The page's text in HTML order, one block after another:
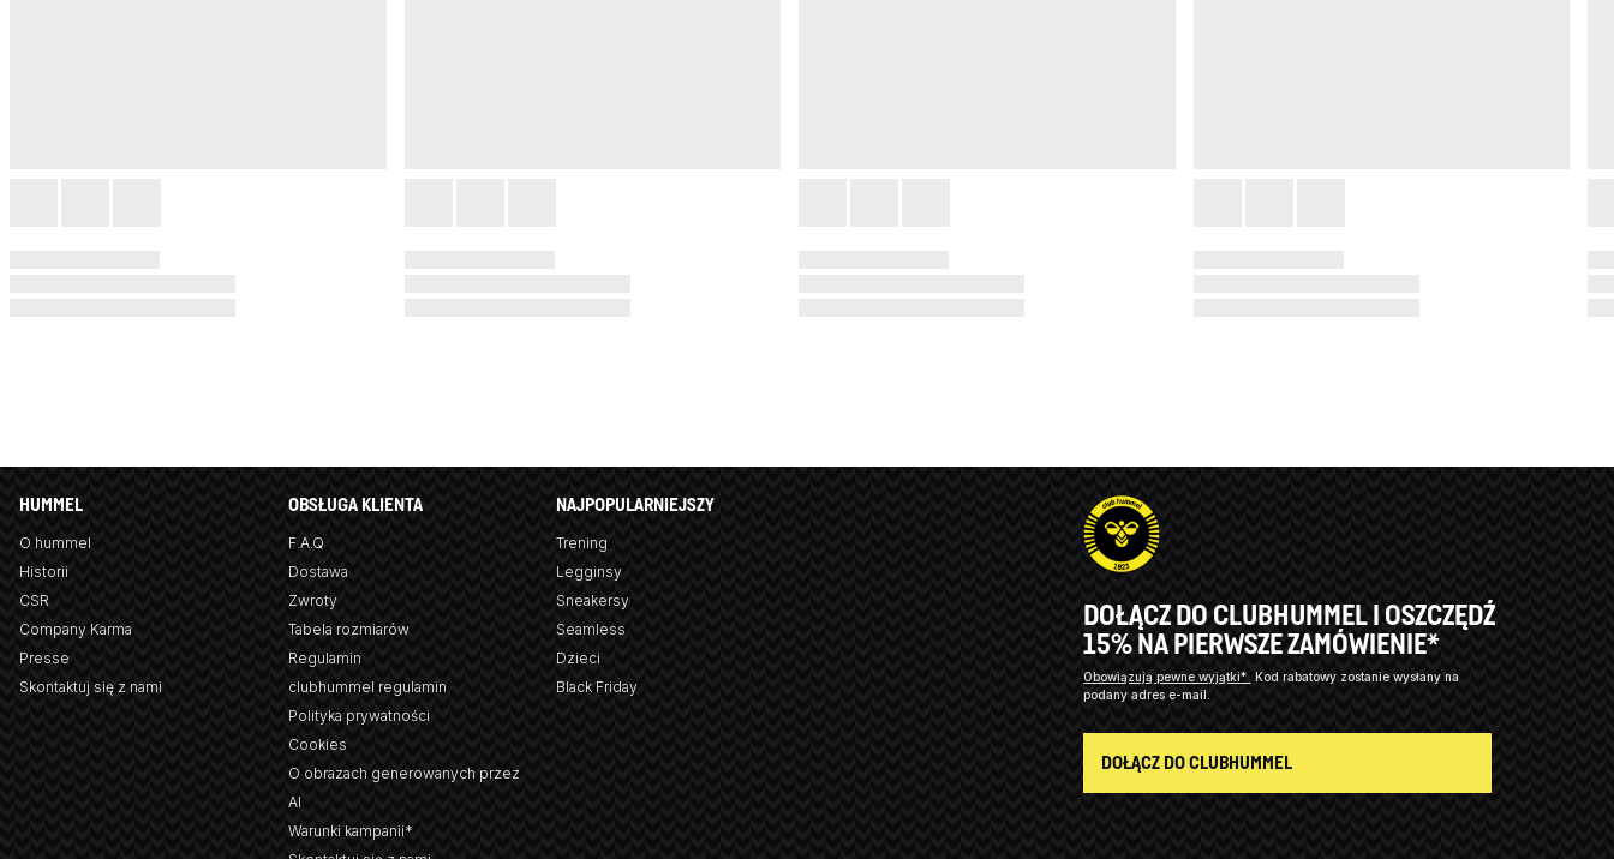
HUMMEL
O hummel
Historii
CSR
Company Karma
Presse
Skontaktuj się z nami
OBSŁUGA KLIENTA
F.A.Q
Dostawa
Zwroty
Tabela rozmiarów
Regulamin
clubhummel regulamin
Polityka prywatności
Cookies
O obrazach generowanych przez
AI
Warunki kampanii*
NAJPOPULARNIEJSZY
Trening
Legginsy
Sneakersy
Seamless
Dzieci
Black Friday
DOŁĄCZ DO CLUBHUMMEL I OSZCZĘDŹ
15% NA PIERWSZE ZAMÓWIENIE*
Obowiązują pewne wyjątki*
Kod rabatowy zostanie wysłany na
podany adres e-mail.
DOŁĄCZ DO CLUBHUMMEL